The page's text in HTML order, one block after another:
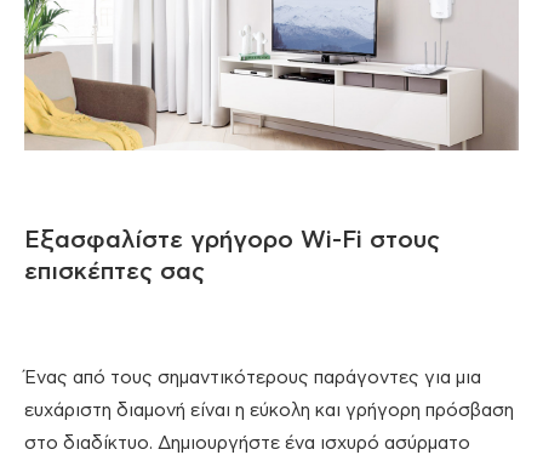
Εξασφαλίστε γρήγορο Wi-Fi στους
επισκέπτες σας
Ένας από τους σημαντικότερους παράγοντες για μια
ευχάριστη διαμονή είναι η εύκολη και γρήγορη πρόσβαση
στο διαδίκτυο. Δημιουργήστε ένα ισχυρό ασύρματο